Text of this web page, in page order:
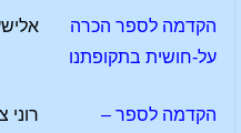
הקדמה לספר הכרה
על-חושית בתקופתנו
הקדמה לספר –
רוני